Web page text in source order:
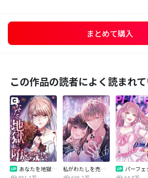
まとめて購入
この作品の読者によく読まれ
あなたを地獄に堕とすまで
私がわたしを売る理由